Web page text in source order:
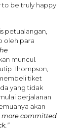
to be truly happy
petualangan,
oleh para
muncul.
Thompson,
tiket
yang tidak
perjalanan
akan
more committed